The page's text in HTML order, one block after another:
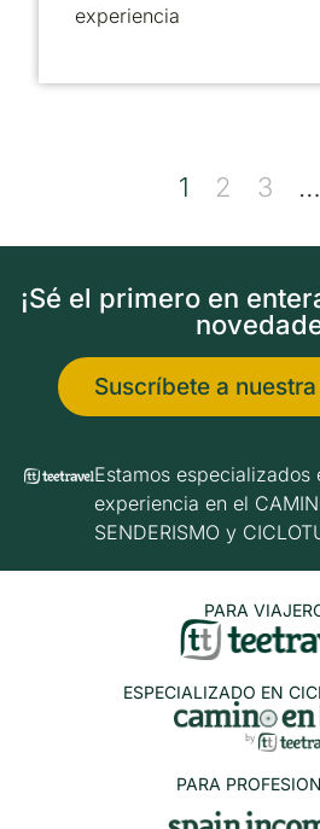
experiencia
1 2 3 …
¡Sé el primero en
Suscríbete a
Estamos
experiencia en el
SENDERISMO y
PARA
ESPECIALIZADO EN
PARA